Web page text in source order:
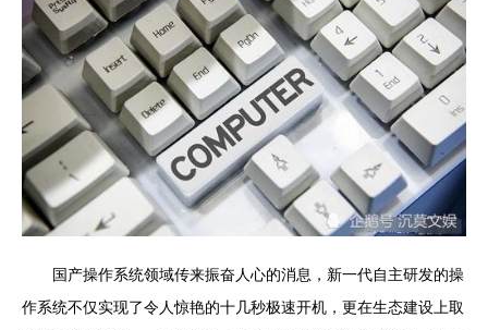
国产操作系统领域传来振奋人心的消息，新一代自主研发的操
作系统不仅实现了令人惊艳的十几秒极速开机，更在生态建设上取